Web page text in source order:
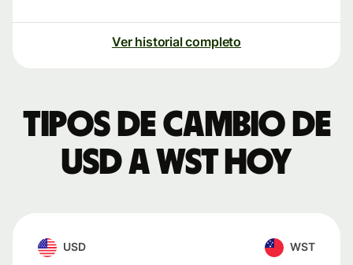
Ver historial completo
Tipos de cambio de
USD a WST hoy
USD WST